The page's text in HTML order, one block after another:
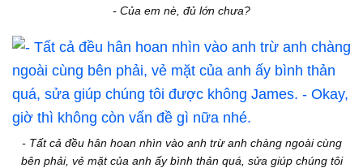
- Của em nè, đủ lớn chưa?
- Tất cả đều hân hoan nhìn vào anh trừ anh chàng ngoài cùng
bên phải, vẻ mặt của anh ấy bình thản quá, sửa giúp chúng tôi